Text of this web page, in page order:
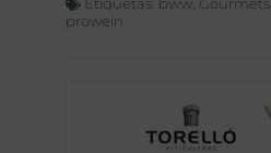
prowein